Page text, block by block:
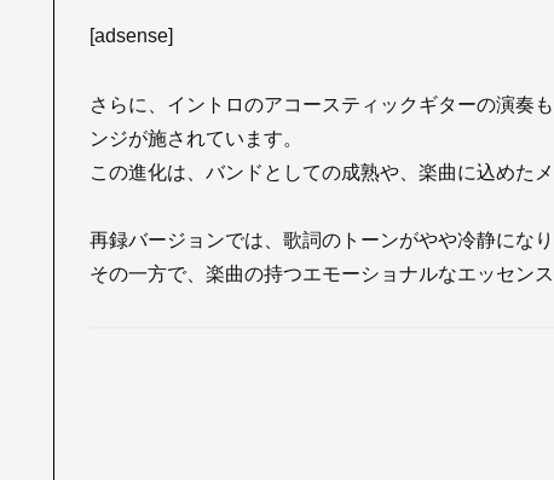
[adsense]
さらに、イントロのアコースティックギターの演奏
ンジが施されています。
この進化は、バンドとしての成熟や、楽曲に込めた
再録バージョンでは、歌詞のトーンがやや冷静にな
その一方で、楽曲の持つエモーショナルなエッセン